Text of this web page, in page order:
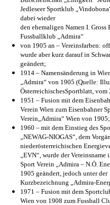
Jedleseer Sportklub
dabei wieder
den ehemaligen Namen I. Gross
Fussballklub „Admira“
von 1905 an – Vereinsfarben:
wurde aber kurz darauf in
geändert;
1914 – Namensänderung in
„Admira“ von 1905 (Quelle:
ÖsterreichischesSportblatt, vom
1951 – Fusion mit dem
Verein Wien zum Eisenbahner
Verein„Admira“ Wien von 1905;
1960 – mit dem Einstieg des
„NEWAG-NIOGAS“, dem
niederösterreichischen
„EVN“, wurde der Vereinsname
Sport Verein „Admira – N.Ö.
1905 geändert, jedoch unter der
Kurzbezeichnung „Admira-
1971 – Fusion mit dem
Wien von 1908 zum Fussball